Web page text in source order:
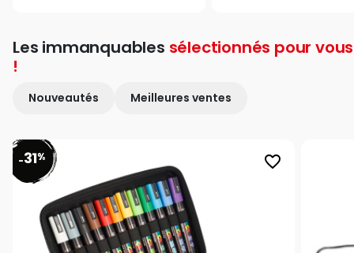
Les immanquables sélectionnés pour vous
!
Nouveautés Meilleures ventes
favorite_border
-31%